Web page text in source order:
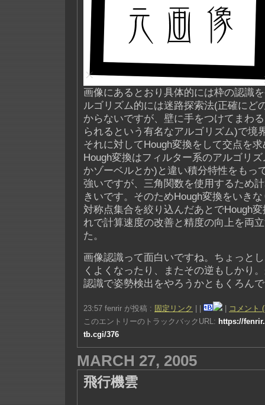
画像にあるとおり具体的には枠の認識
ルゴリズム的には迷路探索法(正確にど
からないですが、壁に手をつけてまわ
られるという有名なアルゴリズム)で境
それに対してHough変換をして交点を
Hough変換はフィルター系のアルゴリ
かゾーベルとか)と違い積分特性をもっ
強いですが、三角関数を使用するため
きいです。そのためHough変換をいき
対称点集合を絞り込んだあとでHough
れで計算速度の改善と精度の向上を両
た。
画像認識って面白いですね。ちょっと
くよくなったり、またその逆もしかり
認識で姿勢検出をやろうかともくろん
23:57 fenrir が投稿 : 固定リンク
コメント
このエントリーのトラックバックURL: https://
tb.cgi/376
MARCH 27, 2005
飛行機雲